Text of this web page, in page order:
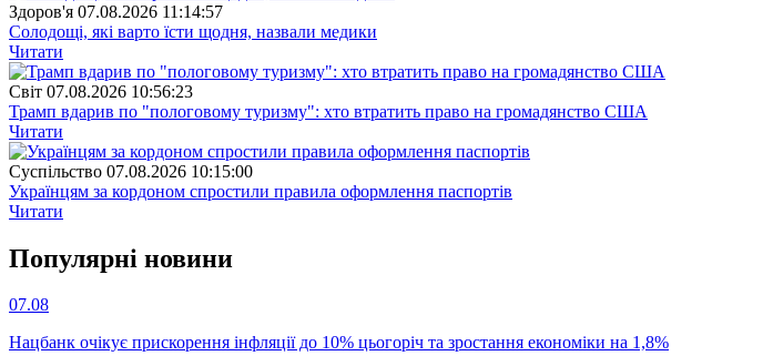
Здоров'я 07.08.2026 11:14:57
Солодощі, які варто їсти щодня, назвали медики
Читати
Свiт 07.08.2026 10:56:23
Трамп вдарив по "пологовому туризму": хто втратить право на громадянство США
Читати
Суспiльство 07.08.2026 10:15:00
Українцям за кордоном спростили правила оформлення паспортів
Читати
Популярнi новини
07.08
Нацбанк очікує прискорення інфляції до 10% цьогоріч та зростання економіки на 1,8%